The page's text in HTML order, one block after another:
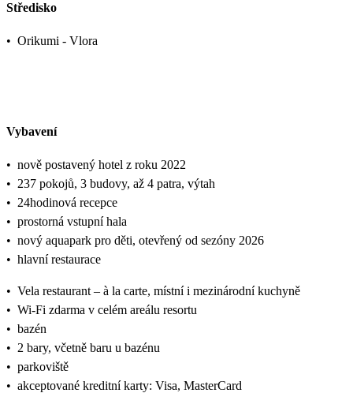
Středisko
• Orikumi - Vlora
Vybavení
• nově postavený hotel z roku 2022
• 237 pokojů, 3 budovy, až 4 patra, výtah
• 24hodinová recepce
• prostorná vstupní hala
• nový aquapark pro děti, otevřený od sezóny 2026
• hlavní restaurace
• Vela restaurant – à la carte, místní i mezinárodní kuchyně
• Wi-Fi zdarma v celém areálu resortu
• bazén
• 2 bary, včetně baru u bazénu
• parkoviště
• akceptované kreditní karty: Visa, MasterCard